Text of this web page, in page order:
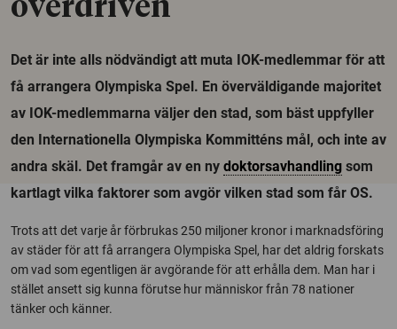
överdriven
Det är inte alls nödvändigt att muta IOK-medlemmar för att
få arrangera Olympiska Spel. En överväldigande majoritet
av IOK-medlemmarna väljer den stad, som bäst uppfyller
den Internationella Olympiska Kommitténs mål, och inte av
andra skäl. Det framgår av en ny doktorsavhandling som
kartlagt vilka faktorer som avgör vilken stad som får OS.
Trots att det varje år förbrukas 250 miljoner kronor i marknadsföring
av städer för att få arrangera Olympiska Spel, har det aldrig forskats
om vad som egentligen är avgörande för att erhålla dem. Man har i
stället ansett sig kunna förutse hur människor från 78 nationer
tänker och känner.